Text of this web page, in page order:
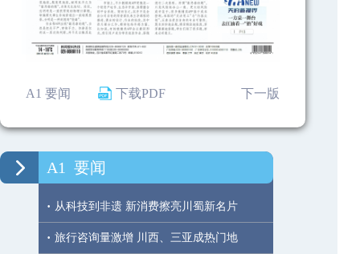
A1 要闻 下载PDF 下一版
A1 要闻
· 从科技到非遗 新消费擦亮川蜀新名片
· 旅行咨询量激增 川西、三亚成热门地